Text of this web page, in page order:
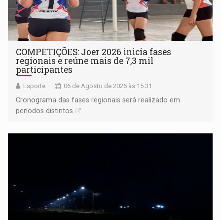
COMPETIÇÕES: Joer 2026 inicia fases
regionais e reúne mais de 7,3 mil
participantes
Esporte 06 de Agosto de 2026 às 15:31
Cronograma das fases regionais será realizado em
períodos distintos